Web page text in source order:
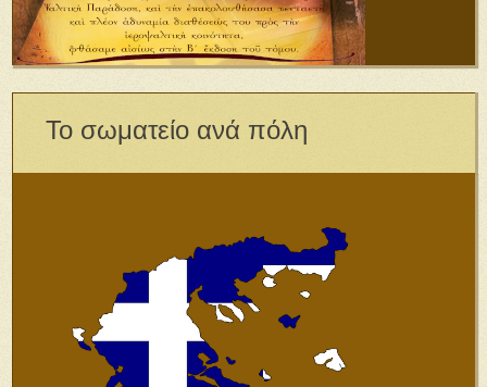
Το σωματείο ανά πόλη